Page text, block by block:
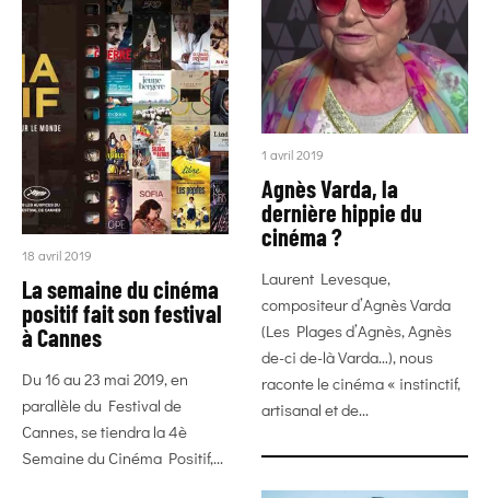
18 avril 2019
La semaine du cinéma
positif fait son festival
à Cannes
Du 16 au 23 mai 2019, en
parallèle du Festival de
Cannes, se tiendra la 4è
Semaine du Cinéma Positif,...
1 avril 2019
Agnès Varda, la
dernière hippie du
cinéma ?
Laurent Levesque,
compositeur d’Agnès Varda
(Les Plages d’Agnès, Agnès
de-ci de-là Varda…), nous
raconte le cinéma « instinctif,
artisanal et de...